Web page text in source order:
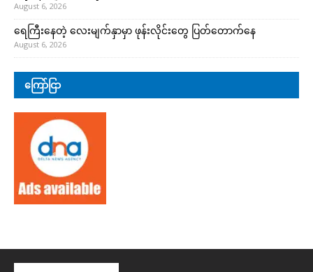
August 6, 2026
ရေကြီးနေတဲ့ လေးမျက်နှာမှာ ဖုန်းလိုင်းတွေ ပြတ်တောက်နေ
August 6, 2026
ကြော်ငြာ